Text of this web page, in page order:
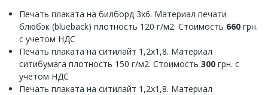
Печать плаката на билборд 3х6. Материал печати
блюбэк (blueback) плотность 120 г/м2. Стоимость 660 грн.
с учетом НДС
Печать плаката на ситилайт 1,2х1,8. Материал
ситибумага плотность 150 г/м2. Стоимость 300 грн. с
учетом НДС
Печать плаката на ситилайт 1,2х1,8. Материал